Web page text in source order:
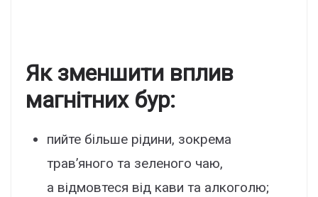
Як зменшити вплив
магнітних бур:
пийте більше рідини, зокрема
трав’яного та зеленого чаю,
а відмовтеся від кави та алкоголю;